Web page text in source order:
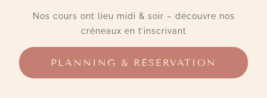
Nos cours ont lieu midi & soir – découvre nos
créneaux en t’inscrivant
PLANNING & RÉSERVATION